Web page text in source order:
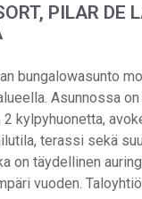
PILAR DE
bungalowasunto
Asunnossa on
2 kylpyhuonetta,
terassi sekä
on täydellinen
vuoden.